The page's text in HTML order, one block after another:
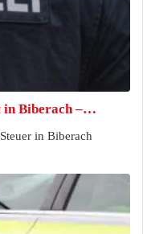
in Biberach –…
in Biberach